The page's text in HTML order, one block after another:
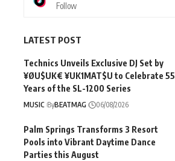
Follow
LATEST POST
Technics Unveils Exclusive DJ Set by
¥ØU$UK€ ¥UK1MAT$U to Celebrate 55
Years of the SL-1200 Series
MUSIC ByBEATMAG 06/08/2026
Palm Springs Transforms 3 Resort
Pools into Vibrant Daytime Dance
Parties this August